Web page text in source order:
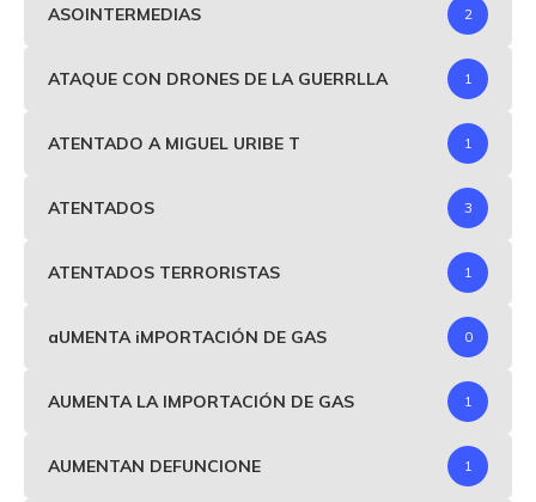
ASOINTERMEDIAS 2
ATAQUE CON DRONES DE LA GUERRLLA 1
ATENTADO A MIGUEL URIBE T 1
ATENTADOS 3
ATENTADOS TERRORISTAS 1
aUMENTA iMPORTACIÓN DE GAS 0
AUMENTA LA IMPORTACIÓN DE GAS 1
AUMENTAN DEFUNCIONE 1